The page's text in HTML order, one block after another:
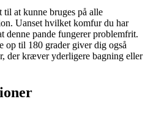
til at kunne bruges på alle
Uanset hvilket komfur du har
denne pande fungerer problemfrit.
op til 180 grader giver dig også
der kræver yderligere bagning eller